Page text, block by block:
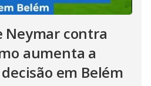
Neymar contra
aumenta a
em Belém